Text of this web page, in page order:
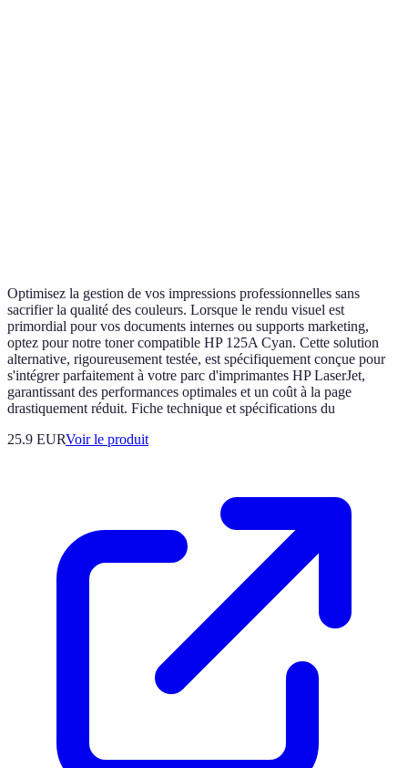
Optimisez la gestion de vos impressions professionnelles sans
sacrifier la qualité des couleurs. Lorsque le rendu visuel est
primordial pour vos documents internes ou supports marketing,
optez pour notre toner compatible HP 125A Cyan. Cette solution
alternative, rigoureusement testée, est spécifiquement conçue pour
s'intégrer parfaitement à votre parc d'imprimantes HP LaserJet,
garantissant des performances optimales et un coût à la page
drastiquement réduit. Fiche technique et spécifications du
25.9 EURVoir le produit